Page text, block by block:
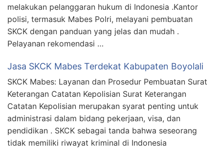
melakukan pelanggaran hukum di Indonesia .Kantor
polisi, termasuk Mabes Polri, melayani pembuatan
SKCK dengan panduan yang jelas dan mudah .
Pelayanan rekomendasi …
Jasa SKCK Mabes Terdekat Kabupaten Boyolali
SKCK Mabes: Layanan dan Prosedur Pembuatan Surat
Keterangan Catatan Kepolisian Surat Keterangan
Catatan Kepolisian merupakan syarat penting untuk
administrasi dalam bidang pekerjaan, visa, dan
pendidikan . SKCK sebagai tanda bahwa seseorang
tidak memiliki riwayat kriminal di Indonesia